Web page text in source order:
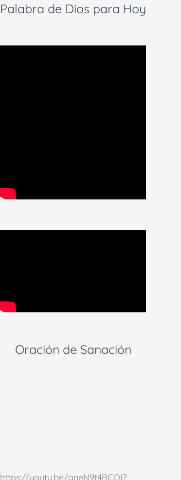
Palabra de Dios para Hoy
Oración de Sanación
https://youtu.be/aneN9t4RCOI?